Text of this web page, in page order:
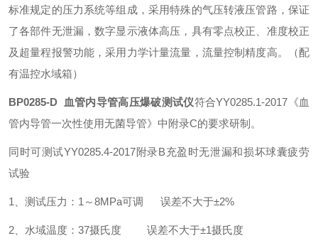
标准规定的压力系统等组成，采用特殊的气压转液压管路，保证
了各部件无泄漏，数字显示液体高压，具有零点校正、准度校正
及超量程报警功能，采用力学计量流量，流量控制精度高。（配
有温控水域箱）
BP0285-D 血管内导管高压爆破测试仪符合YY0285.1-2017《血
管内导管一次性使用无菌导管》中附录C的要求研制。
同时可测试YY0285.4-2017附录B充盈时无泄漏和损坏球囊疲劳
试验
1、测试压力：1～8MPa可调 误差不大于±2%
2、水域温度：37摄氏度 误差不大于±1摄氏度